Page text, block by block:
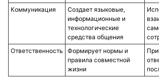
Коммуникация
Создает языковые,
информационные и
технологические
средства общения
Ответственность
Формирует нормы и
правила совместной
жизни